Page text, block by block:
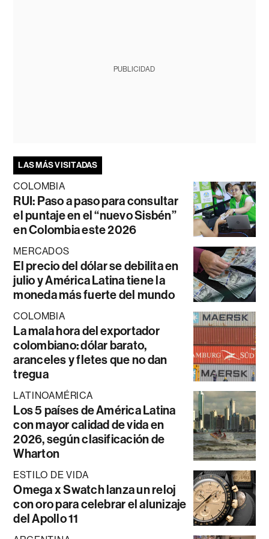
PUBLICIDAD
LAS MÁS VISITADAS
COLOMBIA
RUI: Paso a paso para consultar
el puntaje en el “nuevo Sisbén”
en Colombia este 2026
MERCADOS
El precio del dólar se debilita en
julio y América Latina tiene la
moneda más fuerte del mundo
COLOMBIA
La mala hora del exportador
colombiano: dólar barato,
aranceles y fletes que no dan
tregua
LATINOAMÉRICA
Los 5 países de América Latina
con mayor calidad de vida en
2026, según clasificación de
Wharton
ESTILO DE VIDA
Omega x Swatch lanza un reloj
con oro para celebrar el alunizaje
del Apollo 11